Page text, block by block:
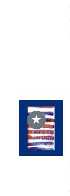
★
DODAJ
DO
KOSZYKA
/
SZCZEGÓŁY